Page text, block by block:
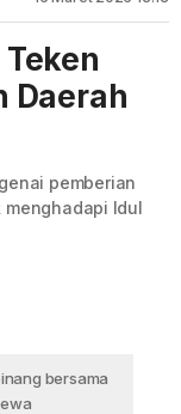
Daerah
pemberian
Idul
bersama